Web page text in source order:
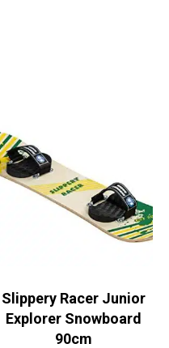
Slippery Racer Junior
Explorer Snowboard
90cm